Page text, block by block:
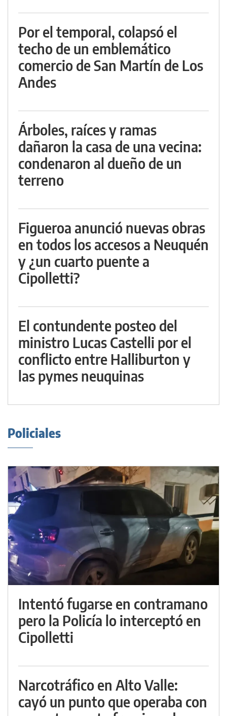
Por el temporal, colapsó el
techo de un emblemático
comercio de San Martín de Los
Andes
Árboles, raíces y ramas
dañaron la casa de una vecina:
condenaron al dueño de un
terreno
Figueroa anunció nuevas obras
en todos los accesos a Neuquén
y ¿un cuarto puente a
Cipolletti?
El contundente posteo del
ministro Lucas Castelli por el
conflicto entre Halliburton y
las pymes neuquinas
Policiales
Intentó fugarse en contramano
pero la Policía lo interceptó en
Cipolletti
Narcotráfico en Alto Valle:
cayó un punto que operaba con